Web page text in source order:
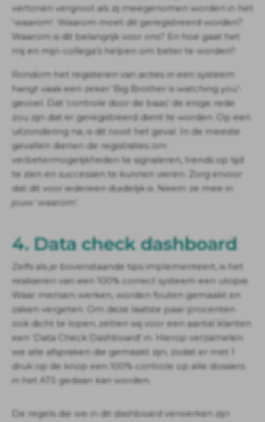
vertonen vergroot als zij meegenomen worden in het
‘waarom’. Waarom moet dit geregistreerd worden?
Waarom is dit belangrijk voor ons? En hoe gaat het
mij en mijn collega’s helpen om beter te worden?
Rondom het registeren van acties in een systeem
hangt vaak een zeker ‘Big Brother is watching you’-
gevoel. Dat ‘controle door de baas’ de enige rede
zou zijn dat er geregistreerd dient te worden. Op een
uitzondering na, is dit nooit het geval. In de meeste
gevallen dienen de registraties om
verbetermogelijkheden te signaleren, trends op tijd
te zien en successen te kunnen vieren. Zorg ervoor
dat dit voor iedereen duidelijk is. Neem ze mee in
jouw ‘waarom’.
4. Data check dashboard
Zelfs als je bovenstaande tips implementeert, is het
realiseren van een 100% correct systeem een utopie.
Waar mensen werken, worden fouten gemaakt en
zaken vergeten. Om deze laatste paar procenten
ook dicht te lopen, zetten wij voor een aantal klanten
een ‘Data Check Dashboard’ in. Hierop verzamelen
we alle afspraken die gemaakt zijn, zodat er met 1
druk op de knop een 100% controle op alle dossiers
in het ATS gedaan kan worden.
De regels die we in dit dashboard verwerken zijn